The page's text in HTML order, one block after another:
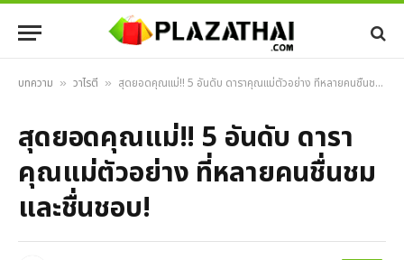
บทความ » วาไรตี้ » สุดยอดคุณแม่!! 5 อันดับ ดาราคุณแม่ตัวอย่าง ที่หลายคนชื่นชมและชื่นชอบ!
สุดยอดคุณแม่!! 5 อันดับ ดารา
คุณแม่ตัวอย่าง ที่หลายคนชื่นชม
และชื่นชอบ!